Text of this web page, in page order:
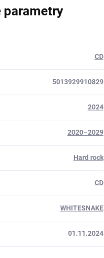
parametry
CD
5013929910829
2024
2020–2029
Hard rock
CD
WHITESNAKE
01.11.2024